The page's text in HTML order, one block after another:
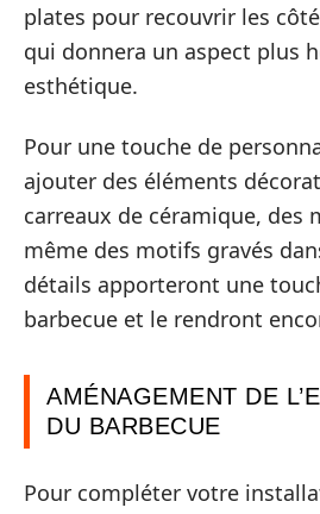
plates pour recouvrir les
qui donnera un aspect plus
esthétique.
Pour une touche de
ajouter des éléments
carreaux de céramique, des
même des motifs gravés
détails apporteront une
barbecue et le rendront
AMÉNAGEMENT DE
DU BARBECUE
Pour compléter votre